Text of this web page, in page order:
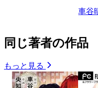
車谷
同じ著者の作品
もっと見る